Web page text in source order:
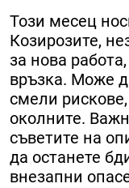
Този месец
Козирозите,
за нова
връзка. Може
смели
околните.
съветите на
да останете
внезапни